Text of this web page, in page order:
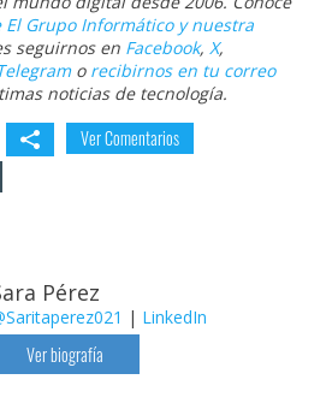
El Grupo Informático y nuestra
seguirnos en Facebook, X,
o recibirnos en tu correo
noticias de tecnología.
Ver Comentarios
Pérez
| LinkedIn
Ver biografía